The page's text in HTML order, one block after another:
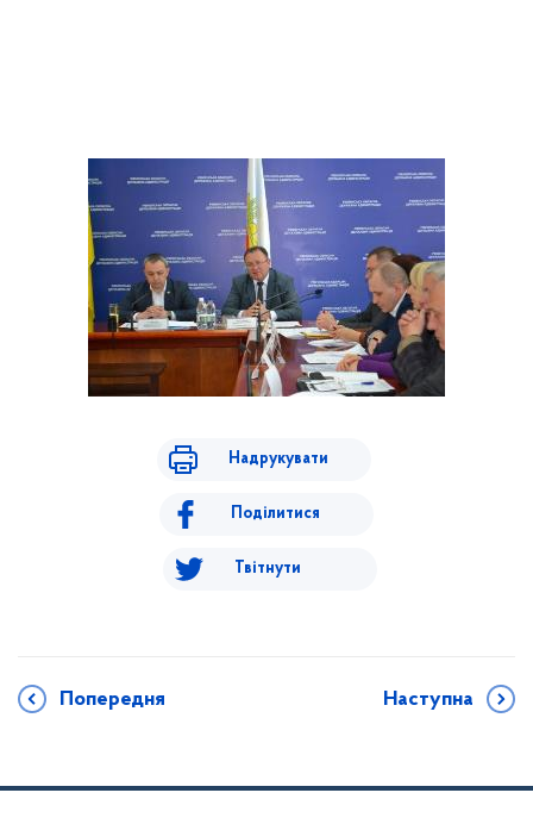
Надрукувати
Поділитися
Твітнути
Попередня Наступна